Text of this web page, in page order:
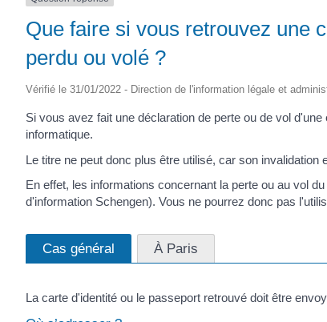
Que faire si vous retrouvez une
perdu ou volé ?
Vérifié le 31/01/2022 - Direction de l'information légale et
Si vous avez fait une déclaration de perte ou de vol
informatique.
Le titre ne peut donc plus être utilisé, car son invalidation
En effet, les informations concernant la perte ou au vol
d'information Schengen). Vous ne pourrez donc pas
Cas général À Paris
La carte d'identité ou le passeport retrouvé doit être